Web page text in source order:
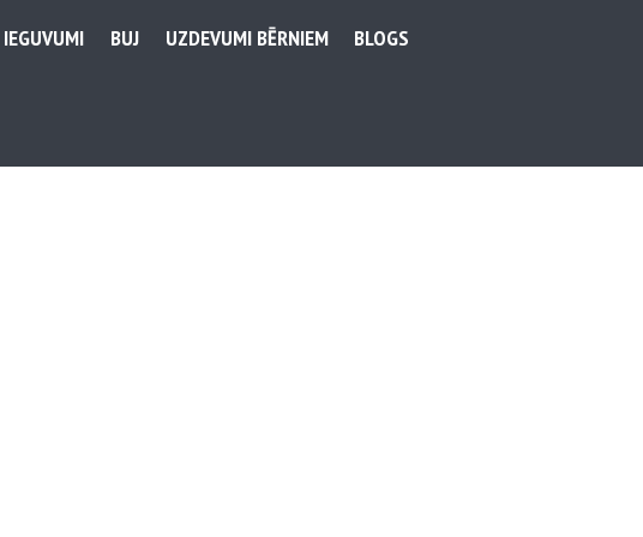
IEGUVUMI BUJ UZDEVUMI BĒRNIEM BLOGS